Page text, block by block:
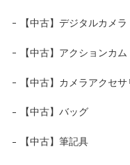
【中古】デジタルカメラ
【中古】アクションカム
【中古】カメラアクセサ
【中古】バッグ
【中古】筆記具